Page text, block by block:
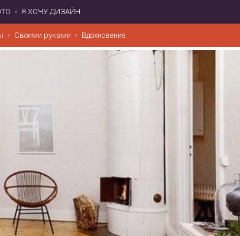
Я ХОЧУ ДИЗАЙН
Своими руками Вдохновение